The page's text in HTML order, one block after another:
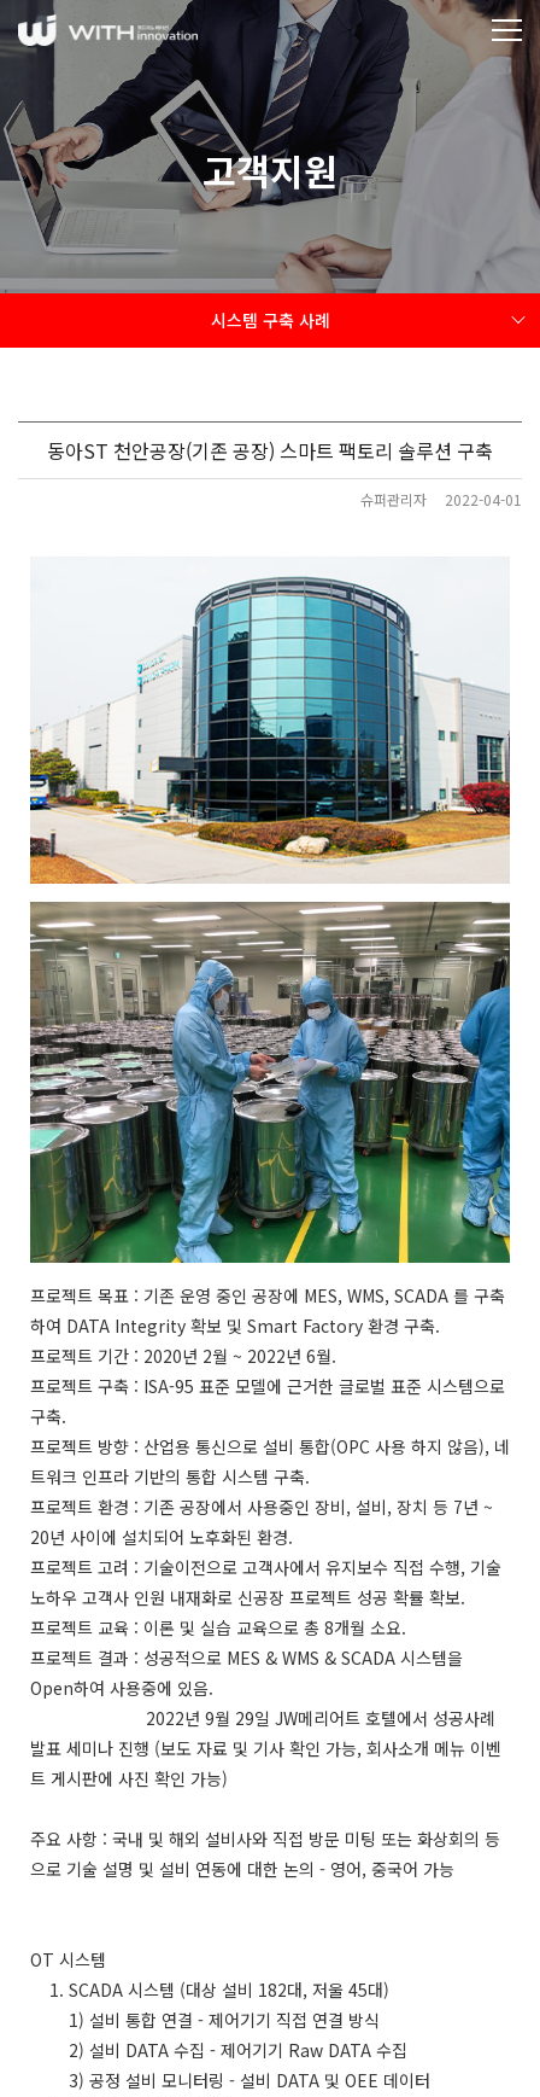
고객지원
시스템 구축 사례
동아ST 천안공장(기존 공장) 스마트 팩토리 솔루션 구축
슈퍼관리자 2022-04-01
프로젝트 목표 : 기존 운영 중인 공장에 MES, WMS, SCADA 를 구축
하여 DATA Integrity 확보 및 Smart Factory 환경 구축.
프로젝트 기간 : 2020년 2월 ~ 2022년 6월.
프로젝트 구축 : ISA-95 표준 모델에 근거한 글로벌 표준 시스템으로
구축.
프로젝트 방향 : 산업용 통신으로 설비 통합(OPC 사용 하지 않음), 네
트워크 인프라 기반의 통합 시스템 구축.
프로젝트 환경 : 기존 공장에서 사용중인 장비, 설비, 장치 등 7년 ~
20년 사이에 설치되어 노후화된 환경.
프로젝트 고려 : 기술이전으로 고객사에서 유지보수 직접 수행, 기술
노하우 고객사 인원 내재화로 신공장 프로젝트 성공 확률 확보.
프로젝트 교육 : 이론 및 실습 교육으로 총 8개월 소요.
프로젝트 결과 : 성공적으로 MES & WMS & SCADA 시스템을
Open하여 사용중에 있음.
2022년 9월 29일 JW메리어트 호텔에서 성공사례
발표 세미나 진행 (보도 자료 및 기사 확인 가능, 회사소개 메뉴 이벤
트 게시판에 사진 확인 가능)
주요 사항 : 국내 및 해외 설비사와 직접 방문 미팅 또는 화상회의 등
으로 기술 설명 및 설비 연동에 대한 논의 - 영어, 중국어 가능
OT 시스템
1. SCADA 시스템 (대상 설비 182대, 저울 45대)
1) 설비 통합 연결 - 제어기기 직접 연결 방식
2) 설비 DATA 수집 - 제어기기 Raw DATA 수집
3) 공정 설비 모니터링 - 설비 DATA 및 OEE 데이터